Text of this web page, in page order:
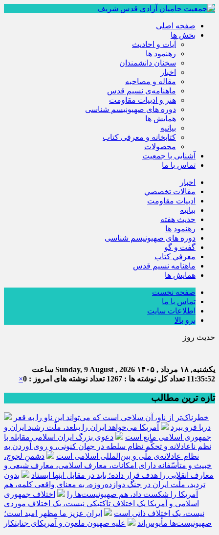
صفحه اصلی
بخش ها
آیات و احادیث
رهنمود ها
سخنان دانشمندان
اخبار
مقاله و مصاحبه
ماهنامه‌ی نسیم قدس
هنر و ادبیات مقاومت
دوره های صهیونیسم شناسی
همايش ها
بيانيه
کتابخانه و معرفی کتاب
محصولات
آشنایی با جمعیت
تماس با ما
اخبار
مقالات تخصصي
ادبيات مقاومت
بيانيه
حديث هفته
رهنمود ها
دوره های صهیونیسم شناسی
گفت و گو
معرفي كتاب
ماهنامه نسيم قدس
همايش ها
صفحه نخست
تماس با ما
اطلاعات سایت
برو بالا
حدیث روز
یکشنبه, ۱۸ مرداد , ۱۴۰۵ Sunday, 9 August , 2026 ساعت
11:35:53 تعداد کل نوشته ها : 1267 تعداد نوشته های امروز : 0 ×
تازه ترین مطالب
خطرناک‌تر از ناو، آن سلاحی است که می‌تواند این ناو را به قعر
دریا فرو ببرد
آمریکا می‌خواهد ایران را ببلعد، ملّت رشید ایران و
جمهوری اسلامی مانع است
دعوی بزرگ ایران اسلامی مقابله با
نظم ناعادلانه و تحکّم نظام سلطه در جهان کنونی، و روی آوردن به
نظام عادلانه‌ی ملّی و بین‌المللی اسلامی است
دشمنِ لجوج،
خبیث و متأسّفانه دارای امکانات، معارف اسلامی، معارف شیعی و
معارف انقلابی را هدف قرار داده؛ باید در مقابل اینها ایستاد
بدون
تردید، ملّت ایران در جنگ دوازده‌روزه، به معنای واقعی کلمه، هم
آمریکا را شکست داد، هم صهیونیست‌ها را
اختلاف جمهوری
اسلامی و آمریکا یک اختلاف تاکتیکی نیست، یک اختلاف موردی
نیست، یک اختلاف ذاتی است
ایران عزیز ما مظهر امید است؛
صهیونیست‌ها مأیوس‌اند
علیه صهیون ملعون و آمریکای جنایتکار